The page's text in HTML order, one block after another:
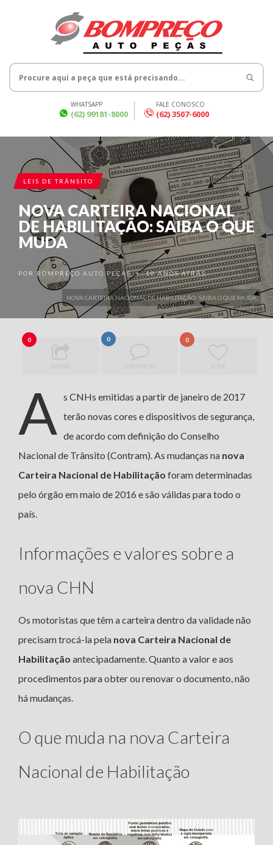
WHATSAPP
(62) 99181-8000
FALE CONOSCO
(62) 3507-6000
NOVA CARTEIRA NACIONAL DE HABILITAÇÃO: SAIBA O QUE MUDA
LEIS DE TRÂNSITO
NOVA CARTEIRA NACIONAL
DE HABILITAÇÃO: SAIBA O QUE
MUDA
POR BOMPREÇO AUTO PEÇAS •10 ANOS ATRÁS
0
SHARE
0
COMMENT
0
A s CNHs emitidas a partir de janeiro de 2017
terão novas cores e dispositivos de segurança,
de acordo com definição do Conselho
Nacional de Trânsito (Contram). As mudanças na nova
Carteira Nacional de Habilitação foram determinadas
pelo órgão em maio de 2016 e são válidas para todo o
país.
Informações e valores sobre a
nova CHN
Os motoristas que têm a carteira dentro da validade não
precisam trocá-la pela nova Carteira Nacional de
Habilitação antecipadamente. Quanto a valor e aos
procedimentos para obter ou renovar o documento, não
há mudanças.
O que muda na nova Carteira
Nacional de Habilitação